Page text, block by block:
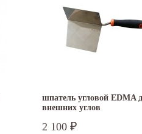
шпатель угловой EDMA
внешних углов
2 100 ₽